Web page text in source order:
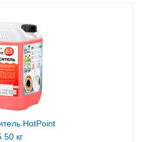
HotPoint
50 кг